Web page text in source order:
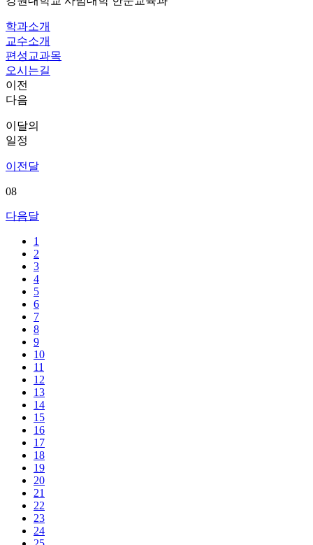
학과소개
교수소개
편성교과목
오시는길
이전
다음
이달의
일정
이전달
08
다음달
1
2
3
4
5
6
7
8
9
10
11
12
13
14
15
16
17
18
19
20
21
22
23
24